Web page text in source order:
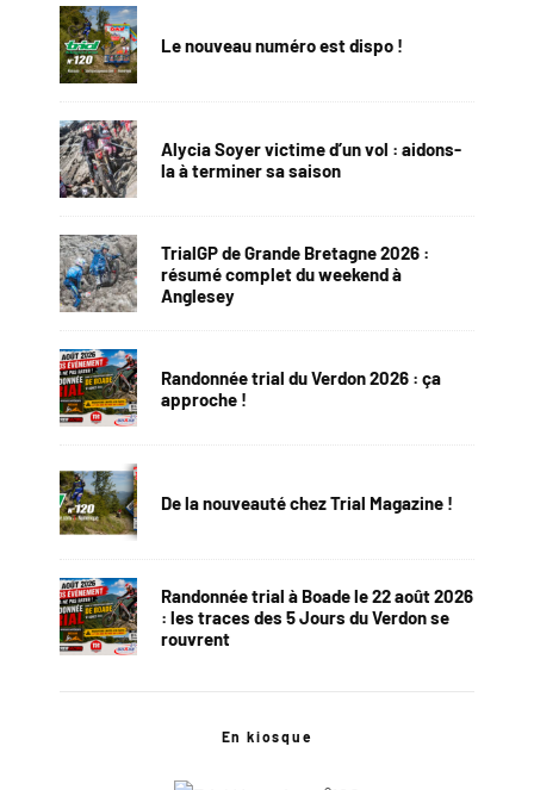
Le nouveau numéro est dispo !
Alycia Soyer victime d’un vol : aidons-
la à terminer sa saison
TrialGP de Grande Bretagne 2026 :
résumé complet du weekend à
Anglesey
Randonnée trial du Verdon 2026 : ça
approche !
De la nouveauté chez Trial Magazine !
Randonnée trial à Boade le 22 août 2026
: les traces des 5 Jours du Verdon se
rouvrent
En kiosque